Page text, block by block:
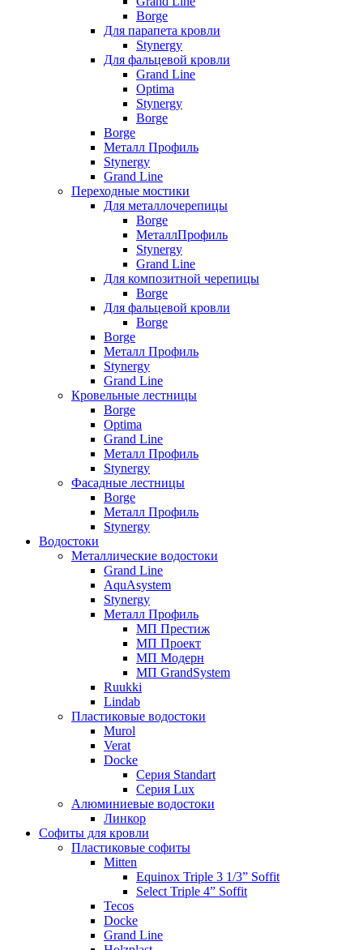
Borge
Для парапета кровли
Stynergy
Для фальцевой кровли
Grand Line
Optima
Stynergy
Borge
Borge
Металл Профиль
Stynergy
Grand Line
Переходные мостики
Для металлочерепицы
Borge
МеталлПрофиль
Stynergy
Grand Line
Для композитной черепицы
Borge
Для фальцевой кровли
Borge
Borge
Металл Профиль
Stynergy
Grand Line
Кровельные лестницы
Borge
Optima
Grand Line
Металл Профиль
Stynergy
Фасадные лестницы
Borge
Металл Профиль
Stynergy
Водостоки
Металлические водостоки
Grand Line
AquAsystem
Stynergy
Металл Профиль
МП Престиж
МП Проект
МП Модерн
МП GrandSystem
Ruukki
Lindab
Пластиковые водостоки
Murol
Verat
Docke
Серия Standart
Серия Lux
Алюминиевые водостоки
Линкор
Софиты для кровли
Пластиковые софиты
Mitten
Equinox Triple 3 1/3” Soffit
Select Triple 4” Soffit
Tecos
Docke
Grand Line